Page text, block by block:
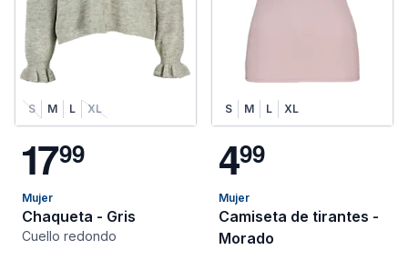
S M L XL
1799
Mujer
Chaqueta - Gris
Cuello redondo
S M L XL
499
Mujer
Camiseta de tirantes -
Morado